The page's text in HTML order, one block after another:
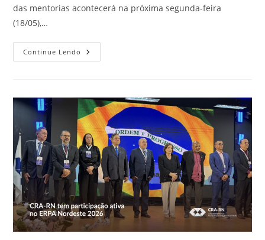
das mentorias acontecerá na próxima segunda-feira
(18/05),…
Continue Lendo Confira
Os
De
Mentorias
Da
Comissão
ADM
Mulher
Do
CRA-
RN